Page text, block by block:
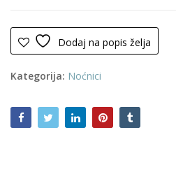
Dodaj na popis želja
Kategorija: Noćnici